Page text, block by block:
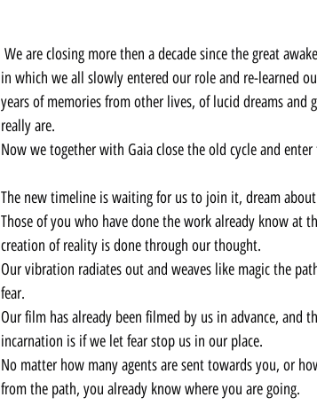
in which we all slowly entered our role and re-learned
years of memories from other lives, of lucid dreams
really are.
Now we together with Gaia close the old cycle and
The new timeline is waiting for us to join it, dream
Those of you who have done the work already know
creation of reality is done through our thought.
Our vibration radiates out and weaves like magic the
fear.
Our film has already been filmed by us in advance,
incarnation is if we let fear stop us in our place.
No matter how many agents are sent towards you, or
from the path, you already know where you are going.